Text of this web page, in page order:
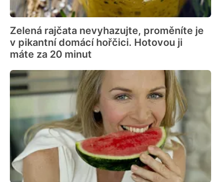
Zelená rajčata nevyhazujte, proměníte je
v pikantní domácí hořčici. Hotovou ji
máte za 20 minut